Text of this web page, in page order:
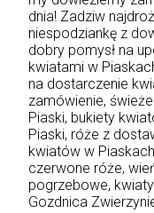
dnia! Zadziw
niespodziankę z
dobry pomysł na
kwiatami w
na dostarczenie
zamówienie,
Piaski, bukiety
Piaski, róże z
kwiatów w
czerwone róże,
pogrzebowe,
Gozdnica